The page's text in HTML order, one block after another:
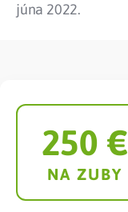
júna 2022.
NA ZUBY
250 €